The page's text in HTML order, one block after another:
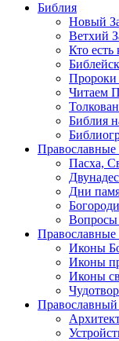
Библия
Новый
Ветхий
Кто есть
Пророки
Читаем
Библия
Православные
Пасха,
Дни
Вопросы
Иконы
Иконы
Иконы